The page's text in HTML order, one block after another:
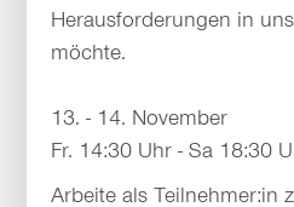
Herausforderungen in
möchte.
13. - 14. November
Fr. 14:30 Uhr - Sa 18:30
Arbeite als Teilnehmer:in